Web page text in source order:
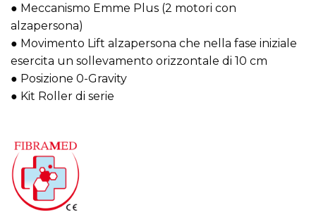
● Meccanismo Emme Plus (2 motori con
alzapersona)
● Movimento Lift alzapersona che nella fase iniziale
esercita un sollevamento orizzontale di 10 cm
● Posizione 0-Gravity
● Kit Roller di serie